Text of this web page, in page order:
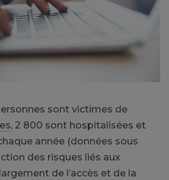
sont victimes de
, 2 800 sont hospitalisées et
année (données sous
des risques liés aux
de l’accès et de la